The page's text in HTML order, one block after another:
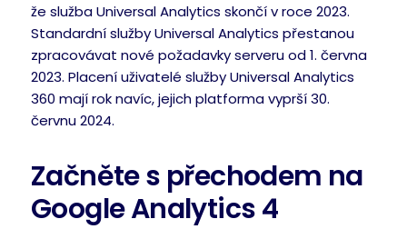
že služba Universal Analytics skončí v roce 2023.
Standardní služby Universal Analytics přestanou
zpracovávat nové požadavky serveru od 1. června
2023. Placení uživatelé služby Universal Analytics
360 mají rok navíc, jejich platforma vyprší 30.
červnu 2024.
Začněte s přechodem na
Google Analytics 4